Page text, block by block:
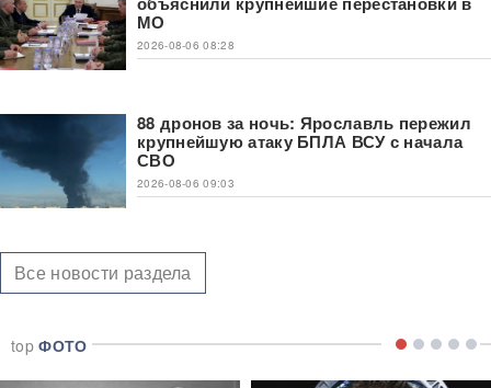
МО
2026-08-06 08:28
88 дронов за ночь: Ярославль пережил
крупнейшую атаку БПЛА ВСУ с начала
СВО
2026-08-06 09:03
Все новости раздела
topФОТО